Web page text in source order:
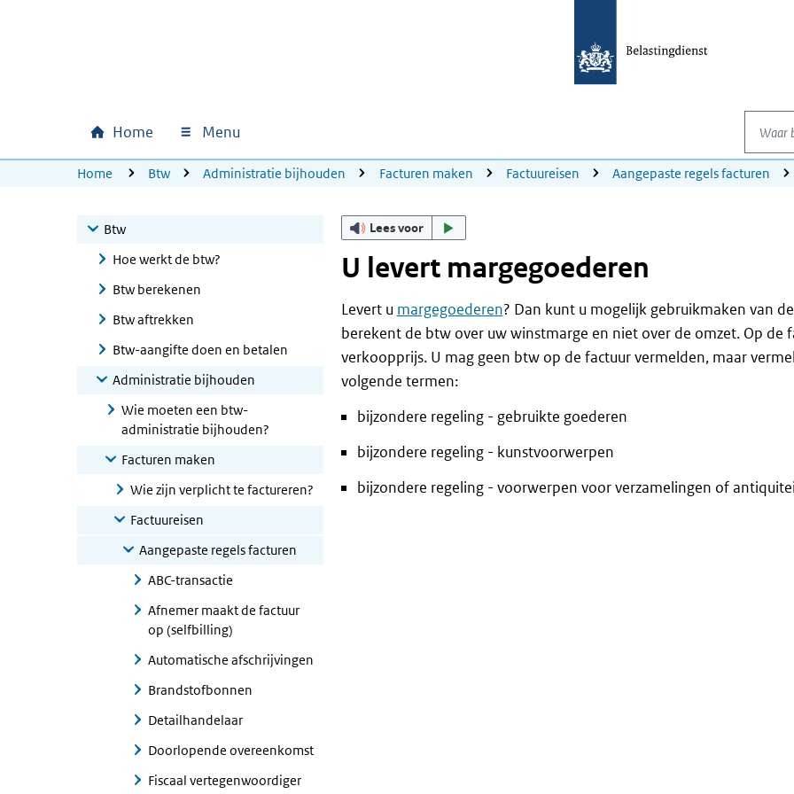
Hoofdnavigatie
Home Menu
Waar
U bevindt zich hier:
Home Btw Administratie bijhouden Facturen maken Factuureisen Aangepaste regels facturen
Btw
Hoe werkt de btw?
Btw berekenen
Btw aftrekken
Btw-aangifte doen en betalen
Administratie bijhouden
Wie moeten een btw-
administratie bijhouden?
Facturen maken
Wie zijn verplicht te factureren?
Factuureisen
Aangepaste regels facturen
ABC-transactie
Afnemer maakt de factuur
op (selfbilling)
Automatische afschrijvingen
Brandstofbonnen
Detailhandelaar
Doorlopende overeenkomst
Fiscaal vertegenwoordiger
Lees voor
U levert margegoederen
Levert u margegoederen? Dan kunt u mogelijk gebruikmaken van
berekent de btw over uw winstmarge en niet over de omzet. Op de
verkoopprijs. U mag geen btw op de factuur vermelden, maar
volgende termen:
bijzondere regeling - gebruikte goederen
bijzondere regeling - kunstvoorwerpen
bijzondere regeling - voorwerpen voor verzamelingen of